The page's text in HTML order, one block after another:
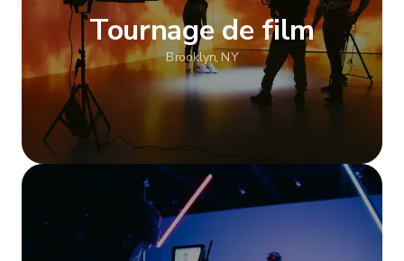
Tournage de film
Brooklyn, NY
Afficher plus